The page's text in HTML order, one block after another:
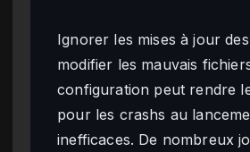
Ignorer les mises à jour
modifier les mauvais
configuration peut rendre
pour les crashs au
inefficaces. De nombreux